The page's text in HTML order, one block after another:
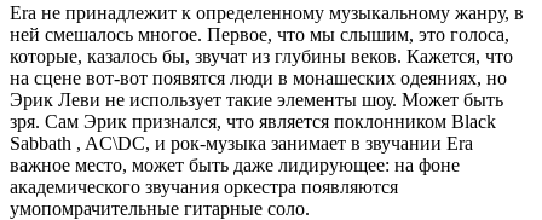
Era не принадлежит к определенному музыкальному жанру, в
ней смешалось многое. Первое, что мы слышим, это голоса,
которые, казалось бы, звучат из глубины веков. Кажется, что
на сцене вот-вот появятся люди в монашеских одеяниях, но
Эрик Леви не использует такие элементы шоу. Может быть
зря. Сам Эрик признался, что является поклонником Black
Sabbath , AC\DC, и рок-музыка занимает в звучании Era
важное место, может быть даже лидирующее: на фоне
академического звучания оркестра появляются
умопомрачительные гитарные соло.